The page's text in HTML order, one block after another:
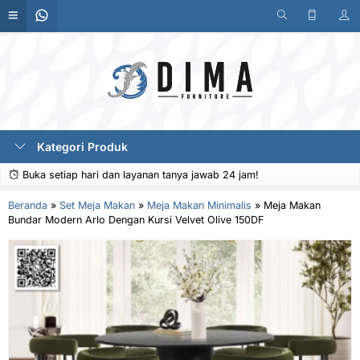
Kategori Produk
Buka setiap hari dan layanan tanya jawab 24 jam!
Beranda » Set Meja Makan » Meja Makan Minimalis » Meja Makan
Bundar Modern Arlo Dengan Kursi Velvet Olive 150DF